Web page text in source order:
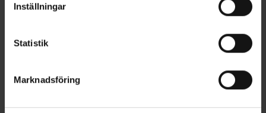
Inställningar
Statistik
Marknadsföring
Damen Pullover Bambus
Ab13 €
Linersocken Merinowolle
Ähnliche Produkte
Andere kauften auch